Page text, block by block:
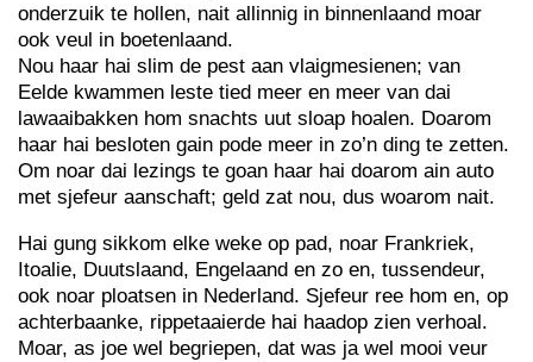
onderzuik te hollen, nait allinnig in binnenlaand moar
ook veul in boetenlaand.
Nou haar hai slim de pest aan vlaigmesienen; van
Eelde kwammen leste tied meer en meer van dai
lawaaibakken hom snachts uut sloap hoalen. Doarom
haar hai besloten gain pode meer in zo’n ding te zetten.
Om noar dai lezings te goan haar hai doarom ain auto
met sjefeur aanschaft; geld zat nou, dus woarom nait.
Hai gung sikkom elke weke op pad, noar Frankriek,
Itoalie, Duutslaand, Engelaand en zo en, tussendeur,
ook noar ploatsen in Nederland. Sjefeur ree hom en, op
achterbaanke, rippetaaierde hai haadop zien verhoal.
Moar, as joe wel begriepen, dat was ja wel mooi veur